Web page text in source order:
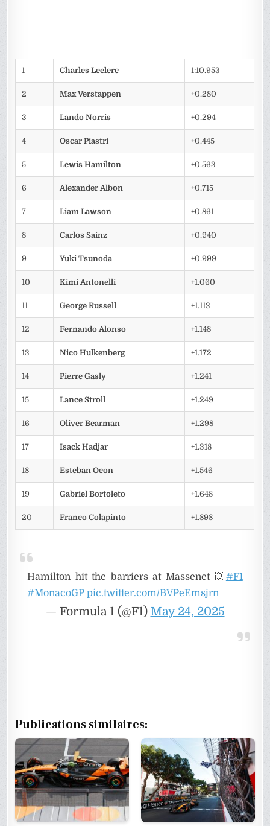
1 Charles Leclerc 1:10.953
2 Max Verstappen +0.280
3 Lando Norris +0.294
4 Oscar Piastri +0.445
5 Lewis Hamilton +0.563
6 Alexander Albon +0.715
7 Liam Lawson +0.861
8 Carlos Sainz +0.940
9 Yuki Tsunoda +0.999
10 Kimi Antonelli +1.060
11 George Russell +1.113
12 Fernando Alonso +1.148
13 Nico Hulkenberg +1.172
14 Pierre Gasly +1.241
15 Lance Stroll +1.249
16 Oliver Bearman +1.298
17 Isack Hadjar +1.318
18 Esteban Ocon +1.546
19 Gabriel Bortoleto +1.648
20 Franco Colapinto +1.898
Hamilton hit the barriers at Massenet 💥 #F1
#MonacoGP pic.twitter.com/BVPeEmsjrn
— Formula 1 (@F1) May 24, 2025
Publications similaires: